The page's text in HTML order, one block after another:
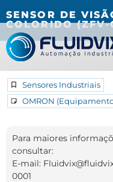
(27) 3067-0001
SENSOR DE
COLORIDO (ZFV-
Sensores Industriais
OMRON
Para maiores
consultar:
E-mail:
0001